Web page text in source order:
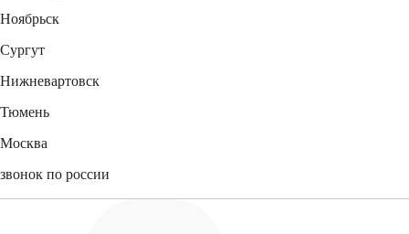
Ноябрьск
Сургут
Нижневартовск
Тюмень
Москва
звонок по россии